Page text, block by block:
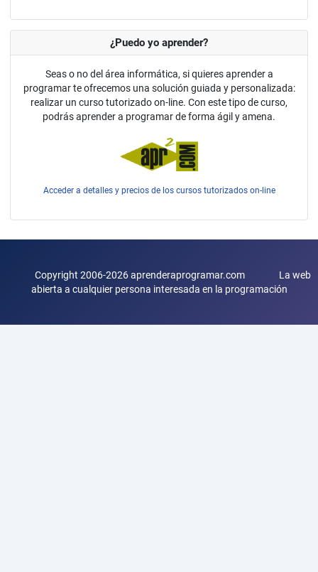
¿Puedo yo aprender?
Seas o no del área informática, si quieres aprender a
programar te ofrecemos una solución guiada y personalizada:
realizar un curso tutorizado on-line. Con este tipo de curso,
podrás aprender a programar de forma ágil y amena.
Acceder a detalles y precios de los cursos tutorizados on-line
Copyright 2006-2026 aprenderaprogramar.com La web
abierta a cualquier persona interesada en la programación